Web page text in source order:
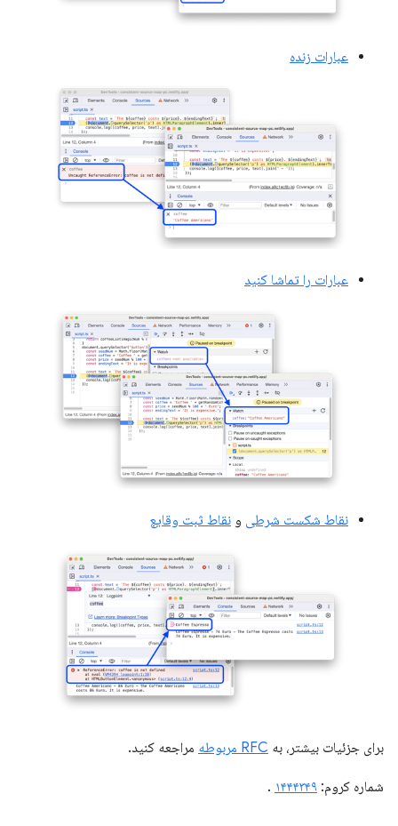
عبارات زنده
عبارات را تماشا کنید
نقاط شکست شرطی و نقاط ثبت وقایع
برای جزئیات بیشتر، به RFC مربوطه مراجعه کنید.
شماره کروم: ۱۴۴۴۳۴۹ .